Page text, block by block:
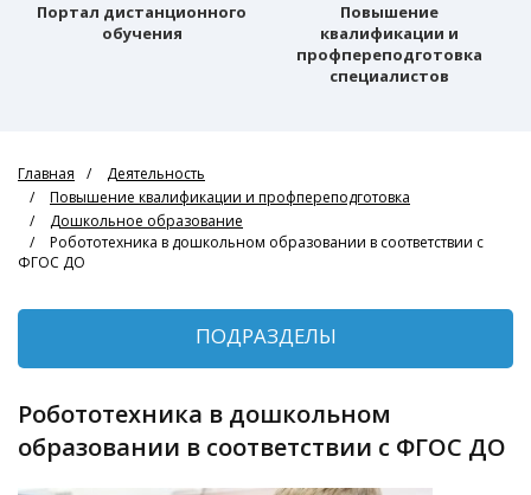
Портал дистанционного
обучения
Повышение
квалификации и
профпереподготовка
специалистов
Главная
Деятельность
Повышение квалификации и профпереподготовка
Дошкольное образование
Робототехника в дошкольном образовании в соответствии с
ФГОС ДО
ПОДРАЗДЕЛЫ
Робототехника в дошкольном
образовании в соответствии с ФГОС ДО